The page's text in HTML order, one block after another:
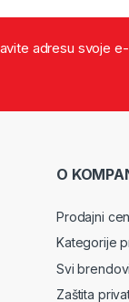
adresu svoje
O
Prodajni
Kategorije
Svi brendovi
Zaštita